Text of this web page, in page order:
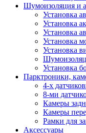
Шумоизоляция и
Установка
Установка
Установка
Установка
Установка
Установка
Парктроники,
4-х
8-ми
Камеры
Камеры
Рамки для
Аксессуары